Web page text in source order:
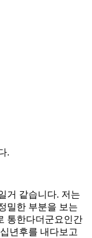
.
거 같습니다. 저는
밀한 부분을 보는
통한다더군요인간
년후를 내다보고